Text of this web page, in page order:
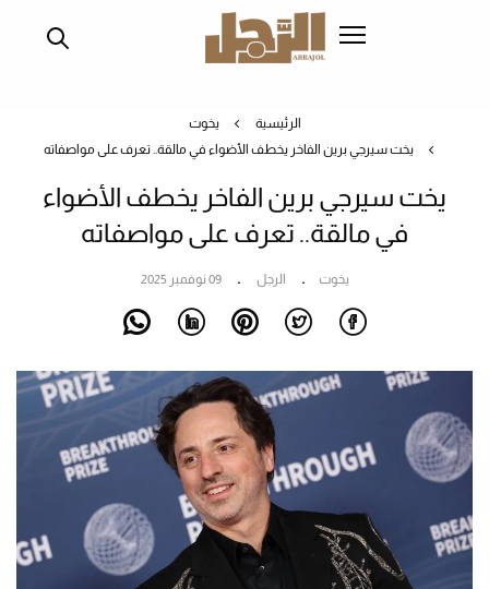
الرئيسية
يخوت
يخت سيرجي برين الفاخر يخطف الأضواء في مالقة.. تعرف على مواصفاته
يخت سيرجي برين الفاخر يخطف الأضواء
في مالقة.. تعرف على مواصفاته
يخوت الرجل 09 نوفمبر 2025